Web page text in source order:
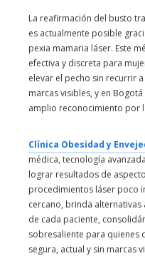
La reafirmación del busto
es actualmente posible
pexia mamaria láser. Este
efectiva y discreta para
elevar el pecho sin recurrir
marcas visibles, y en
amplio reconocimiento por
Clínica Obesidad y
médica, tecnología
lograr resultados de
procedimientos láser poco
cercano, brinda alternativas
de cada paciente,
sobresaliente para quienes
segura, actual y sin marcas